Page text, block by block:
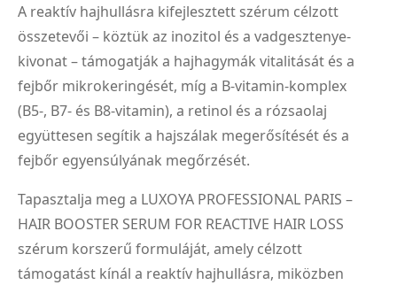
A reaktív hajhullásra kifejlesztett szérum célzott
összetevői – köztük az inozitol és a vadgesztenye-
kivonat – támogatják a hajhagymák vitalitását és a
fejbőr mikrokeringését, míg a B-vitamin-komplex
(B5-, B7- és B8-vitamin), a retinol és a rózsaolaj
együttesen segítik a hajszálak megerősítését és a
fejbőr egyensúlyának megőrzését.
Tapasztalja meg a LUXOYA PROFESSIONAL PARIS –
HAIR BOOSTER SERUM FOR REACTIVE HAIR LOSS
szérum korszerű formuláját, amely célzott
támogatást kínál a reaktív hajhullásra, miközben